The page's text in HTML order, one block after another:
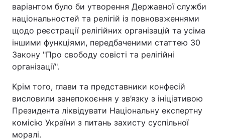
варіантом було би утворення Державної служби
національностей та релігій із повноваженнями
щодо реєстрації релігійних організацій та усіма
іншими функціями, передбаченими статтею 30
Закону "Про свободу совісті та релігійні
організації".
Крім того, глави та представники конфесій
висловили занепокоєння у зв’язку з ініціативою
Президента ліквідувати Національну експертну
комісію України з питань захисту суспільної
моралі.